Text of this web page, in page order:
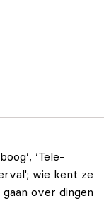
‘Tele-
wie kent ze
over dingen